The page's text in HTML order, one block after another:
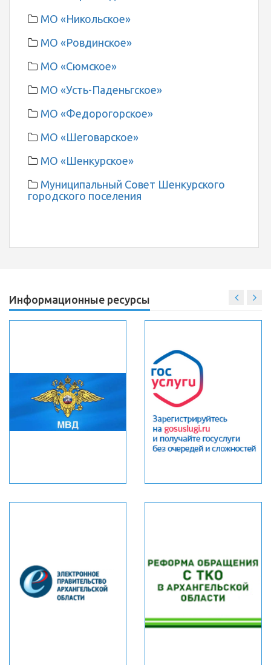
МО «Никольское»
МО «Ровдинское»
МО «Сюмское»
МО «Усть-Паденьгское»
МО «Федорогорское»
МО «Шеговарское»
МО «Шенкурское»
Муниципальный Совет Шенкурского
городского поселения
Информационные ресурсы